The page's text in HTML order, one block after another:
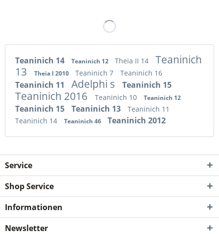
Teaninich 14 Teaninich 12 Theia II 14
Teaninich
13
Theia I 2010 Teaninich 7 Teaninich 16
Teaninich 11 Adelphi s Teaninich 15
Teaninich 2016 Teaninich 10 Teaninich 12
Teaninich 15 Teaninich 13
Teaninich 11
Teaninich 14
Teaninich 46 Teaninich 2012
Service
Shop Service
Informationen
Newsletter